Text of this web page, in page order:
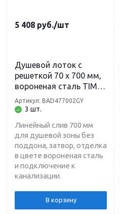
5 408 руб./шт
Душевой лоток с
решеткой 70 х 700 мм,
вороненая сталь TIM
BAD477002GY
3 шт.
Артикул: BAD477002GY
Линейный слив 700 мм
для душевой зоны без
поддона, затвор, отделка
в цвете вороненая сталь
и подключение к
канализации.
В корзину